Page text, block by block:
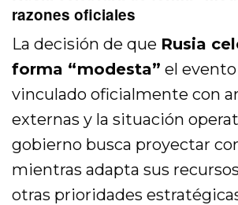
razones oficiales
La decisión de que Rusia
forma “modesta” el
vinculado oficialmente con
externas y la situación
gobierno busca proyectar
mientras adapta sus
otras prioridades